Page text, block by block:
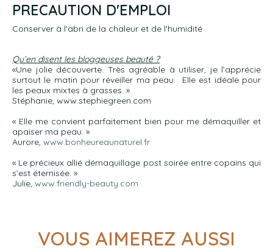
PRECAUTION D'EMPLOI
Conserver à l'abri de la chaleur et de l'humidité
Qu’en disent les bloggeuses beauté ?
«Une jolie découverte. Très agréable à utiliser, je l’apprécie
surtout le matin pour réveiller ma peau. Elle est idéale pour
les peaux mixtes à grasses. »
Stéphanie, www.stephiegreen.com
« Elle me convient parfaitement bien pour me démaquiller et
apaiser ma peau. »
Aurore, www.bonheureaunaturel.fr
« Le précieux allié démaquillage post soirée entre copains qui
s’est éternisée. »
Julie, www.friendly-beauty.com
VOUS AIMEREZ AUSSI